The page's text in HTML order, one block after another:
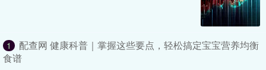
1
配查网 健康科普｜掌握这些要点，轻松搞定宝宝营养均衡
食谱